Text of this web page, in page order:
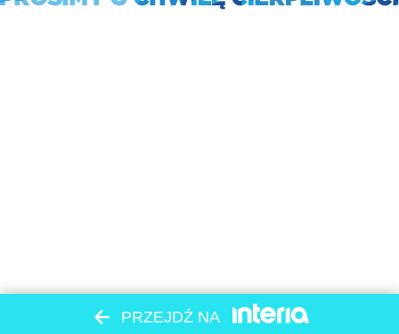
PRZEJDŹ NA